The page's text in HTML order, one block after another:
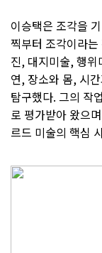
이승택은 조각을
찍부터 조각이라
진, 대지미술, 행
연, 장소와 몸, 시
탐구했다. 그의 작
로 평가받아 왔으
르드 미술의 핵심